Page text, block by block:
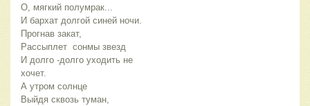
О, мягкий полумрак...
И бархат долгой синей ночи.
Прогнав закат,
Рассыплет  сонмы звезд
И долго -долго уходить не
хочет.
А утром солнце
Выйдя сквозь туман,